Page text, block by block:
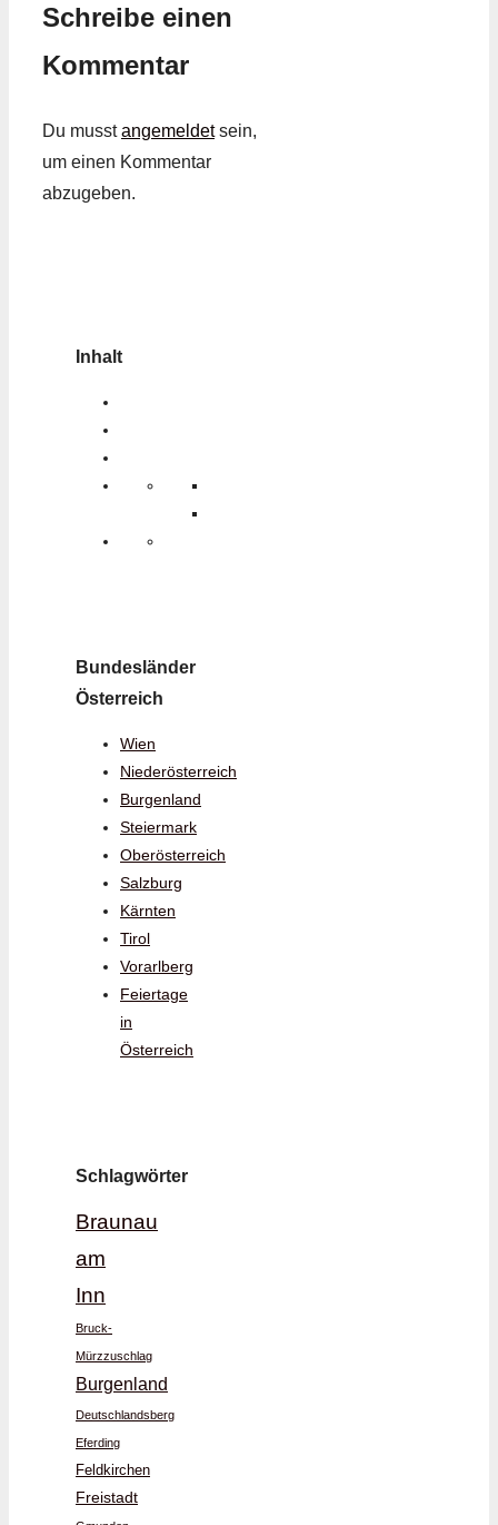
Schreibe einen
Kommentar
Du musstangemeldetsein,
um einen Kommentar
abzugeben.
Inhalt
Bundesländer
Österreich
Wien
Niederösterreich
Burgenland
Steiermark
Oberösterreich
Salzburg
Kärnten
Tirol
Vorarlberg
Feiertage
in
Österreich
Schlagwörter
Braunau
am
Inn
Bruck-
Mürzzuschlag
Burgenland
Deutschlandsberg
Eferding
Feldkirchen
Freistadt